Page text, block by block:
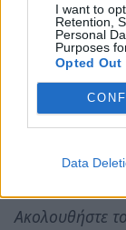
I want to
Retention,
Personal
Purposes
Opted Out
Data
Ακολουθήστε το